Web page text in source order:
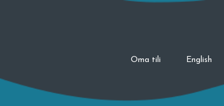
Oma tili English